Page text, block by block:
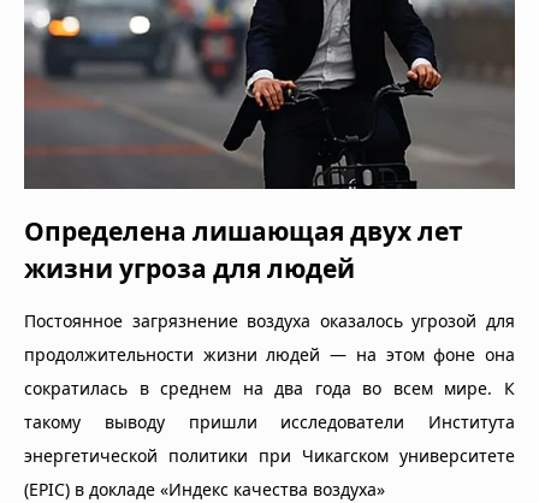
Определена лишающая двух лет
жизни угроза для людей
Постоянное загрязнение воздуха оказалось угрозой для
продолжительности жизни людей — на этом фоне она
сократилась в среднем на два года во всем мире. К
такому выводу пришли исследователи Института
энергетической политики при Чикагском университете
(EPIC) в докладе «Индекс качества воздуха»